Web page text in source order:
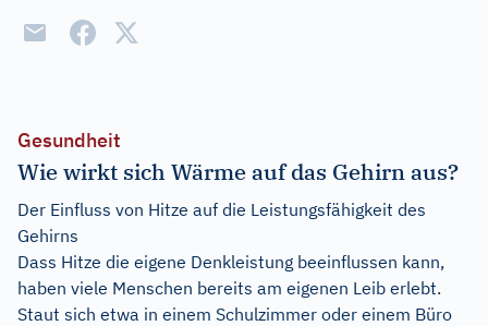
Gesundheit
Wie wirkt sich Wärme auf das Gehirn aus?
Der Einfluss von Hitze auf die Leistungsfähigkeit des
Gehirns
Dass Hitze die eigene Denkleistung beeinflussen kann,
haben viele Menschen bereits am eigenen Leib erlebt.
Staut sich etwa in einem Schulzimmer oder einem Büro